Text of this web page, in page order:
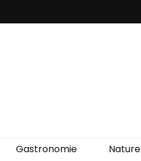
Gastronomie Nature